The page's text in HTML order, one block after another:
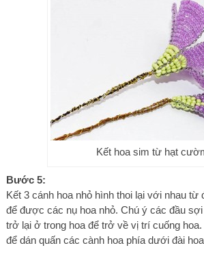
Kết hoa sim từ hạt
Bước 5:
Kết 3 cánh hoa nhỏ hình thoi lại với nhau từ
để được các nụ hoa nhỏ. Chú ý các đầu
trở lại ở trong hoa để trở về vị trí cuống
để dán quấn các cành hoa phía dưới đài